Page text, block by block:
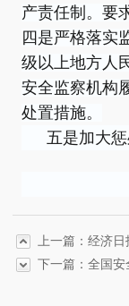
产责任制。要
四是严格落实
级以上地方人
安全监察机构
处置措施。
五是加大
上一篇：经济
下一篇：全国